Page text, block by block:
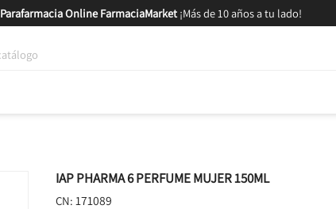
Parafarmacia Online FarmaciaMarket¡Más de 10 años a tu lado!
IAP PHARMA 6 PERFUME MUJER 150ML
CN: 171089